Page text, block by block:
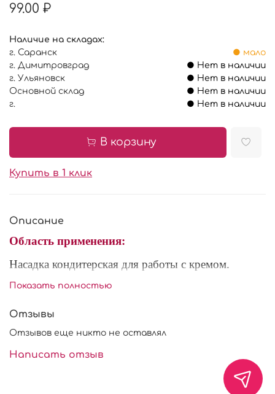
99.00 ₽
Наличие на складах:
г. Саранск
● мало
г. Димитровград
● Нет в наличии
г. Ульяновск
● Нет в наличии
Основной склад
● Нет в наличии
г.
● Нет в наличии
В корзину
Купить в 1 клик
Описание
Область применения:
Насадка кондитерская для работы с кремом.
Характеристики:
Материал:
Размер: диаметр основания 25 мм, высота насадки
48 мм, длина декоративного отверстия 13 мм.
Показать полностью
Отзывы
Отзывов еще никто не оставлял
Написать отзыв